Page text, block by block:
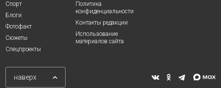
Спорт
Блоги
Фотофакт
Сюжеты
Спецпроекты
Политика
конфиденциальности
Контакты редакции
Использование
материалов сайта
наверх